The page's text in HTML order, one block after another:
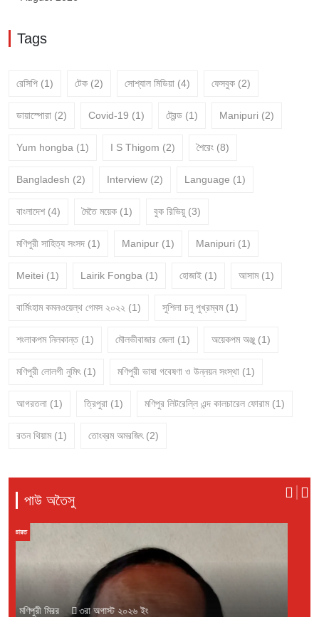
Tags
রেসিপি (1) টেক (2) সোশ্যাল মিডিয়া (4) ফেসবুক (2)
ডায়াস্পোরা (2) Covid-19 (1) ট্রেন্ড (1) Manipuri (2)
Yum hongba (1) I S Thigom (2) শৈরেং (8)
Bangladesh (2) Interview (2) Language (1)
বাংলাদেশ (4) মৈতৈ ময়েক (1) বুক রিভিয়ু (3)
মণিপুরী সাহিত্য সংসদ (1) Manipur (1) Manipuri (1)
Meitei (1) Lairik Fongba (1) হোজাই (1) আসাম (1)
বার্মিংহাম কমনওয়েল্থ গেমস ২০২২ (1) সুশিলা চনু পুখ্রম্বম (1)
শংলাকপম নিলকান্ত (1) মৌলভীবাজার জেলা (1) অয়েকপম অঞ্জু (1)
মণিপুরী লোলগী নুমিৎ (1) মণিপুরী ভাষা গবেষণা ও উন্নয়ন সংস্থা (1)
আগরতলা (1) ত্রিপুরা (1) মণিপুর লিটরেল্লি এন্দ কালচারেল ফোরাম (1)
রতন থিয়াম (1) তোংব্রম অমরজিৎ (2)
পাউ অতৈসু
মণিপুরী মিরর ১লা অগাস্ট ২০২৬ ইং